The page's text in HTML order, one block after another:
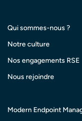
Qui sommes-nous ?
Notre culture
Nos engagements RSE
Nous rejoindre
Modern Endpoint